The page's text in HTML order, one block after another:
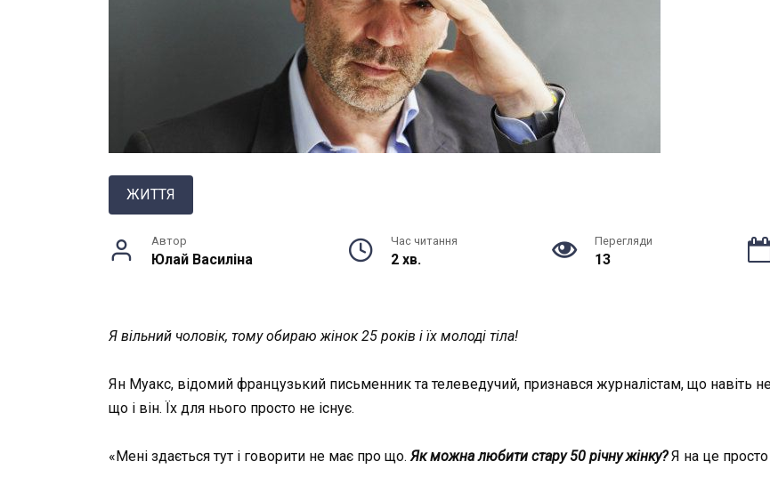
ЖИТТЯ
Автор
Юлай Василiна
Час читання
2 хв.
Перегляди
13
Я вільний чоловік, тому обираю жінок 25 років і їх молоді тіла!
Ян Муакс, відомий французький письменник та телеведучий, признався журналістам, що навіть
що і він. Їх для нього просто не існує.
«Мені здається тут і говорити не має про що.Як можна любити стару 50 річну жінку? Я на це